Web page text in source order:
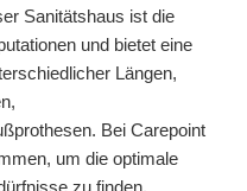
Sanitätshaus ist die
und bietet eine
Längen,
Bei Carepoint
um die optimale